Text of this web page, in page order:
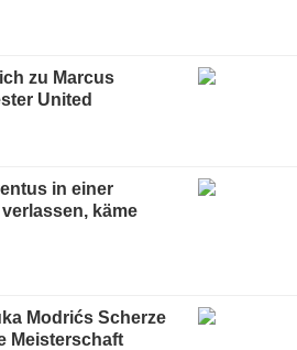
zu Marcus
United
in einer
käme
Modrićs Scherze
Meisterschaft